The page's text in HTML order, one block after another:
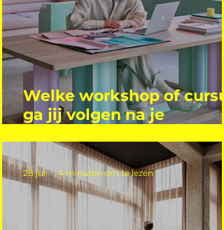
Welke workshop of
ga jij volgen na je
28 jul 4 minuten om te lezen